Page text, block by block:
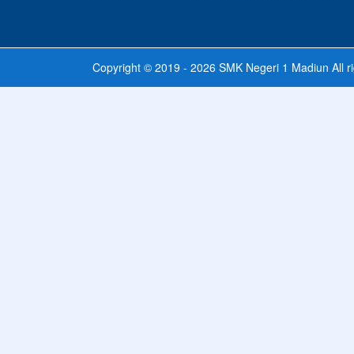
Copyright © 2019 - 2026 SMK Negeri 1 Madiun All